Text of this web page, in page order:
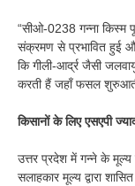
“सीओ-0238 गन्ना किस्म
संक्रमण से प्रभावित हुई
कि गीली-आर्द्र जैसी
करती हैं जहाँ फसल
किसानों के लिए एसएपी
उत्तर प्रदेश में गन्ने के मूल्य
सलाहकार मूल्य द्वारा